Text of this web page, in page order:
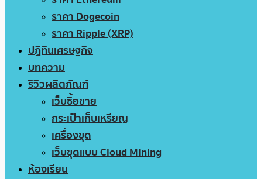
ราคา Dogecoin
ราคา Ripple (XRP)
ปฏิทินเศรษฐกิจ
บทความ
รีวิวผลิตภัณฑ์
เว็บซื้อขาย
กระเป๋าเก็บเหรียญ
เครื่องขุด
เว็บขุดแบบ Cloud Mining
ห้องเรียน